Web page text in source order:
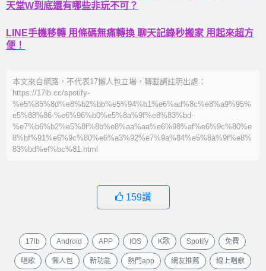
天堂W到底還有哪些非玩不可？
LINE手機移轉 用條碼無痛轉換 聊天記錄秒搬家 用起來超方
便！
本文來自網路，不代表17懶人包立場，轉載請註明出處：
https://17lb.cc/spotify-
%e5%85%8d%e8%b2%bb%e5%94%b1%e6%ad%8c%e8%a9%95%
e5%88%86-%e6%96%b0%e5%8a%9f%e8%83%bd-
%e7%b6%b2%e5%8f%8b%e8%aa%aa%e6%98%af%e6%9c%80%e
8%bf%91%e6%9c%80%e6%a3%92%e7%9a%84%e5%8a%9f%e8%
83%bd%ef%bc%81.html
159讚
17lb Android APP IOS K歌 Spotify 免費
唱歌 懶人包 新功能 熱門app 網友推薦 線上唱歌